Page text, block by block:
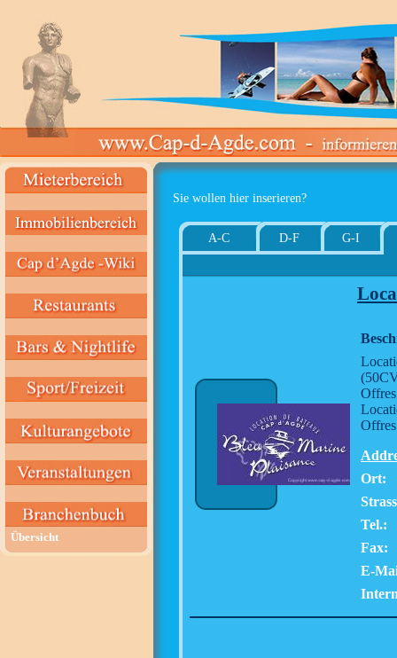
Übersicht
Sie wollen hier inserieren?
A-C D-F G-I
Ort:
Tel.:
Fax:
E-